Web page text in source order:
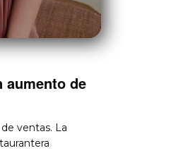
aumento de
ventas. La